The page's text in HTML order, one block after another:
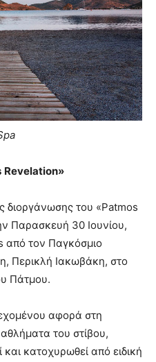
Revelation»
διοργάνωσης του «Patmos
Παρασκευή 30 Ιουνίου,
από τον Παγκόσμιο
Περικλή Ιακωβάκη, στο
Πάτμου.
αφορά στη
του στίβου,
κατοχυρωθεί από ειδική